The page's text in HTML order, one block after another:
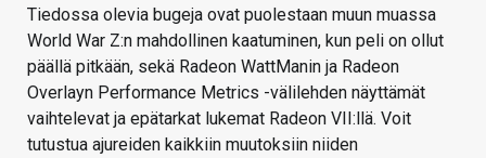
Tiedossa olevia bugeja ovat puolestaan muun muassa
World War Z:n mahdollinen kaatuminen, kun peli on ollut
päällä pitkään, sekä Radeon WattManin ja Radeon
Overlayn Performance Metrics -välilehden näyttämät
vaihtelevat ja epätarkat lukemat Radeon VII:llä. Voit
tutustua ajureiden kaikkiin muutoksiin niiden